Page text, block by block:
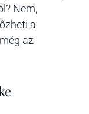
Nem,
a
az